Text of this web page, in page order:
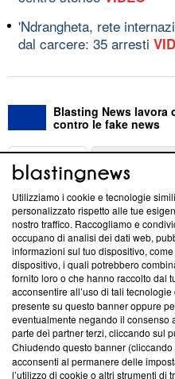
'Ndrangheta, rete
dal carcere: 35 arresti
Blasting News lavora
contro le fake news
ABOUT
Questa sezione offre
News, sui nostri processi
creare news di qualità. Inoltre,
‘Trust Project - News with
ancora membro del
parte; Trust Project non ha
conformità agli standard.
Su di noi
Team editoriale
Utilizziamo i cookie e tecnologie
personalizzato rispetto alle tue
nostro traffico. Raccogliamo e
occupano di analisi dei dati web,
informazioni sul tuo dispositivo,
dispositivo, i quali potrebbero
fornito loro o che hanno raccolto dal
acconsentire all’uso di tali
presente su questo banner oppure
eventualmente negando il consenso
parte dei partner terzi, cliccando sul
Chiudendo questo banner
acconsenti al permanere delle
l’utilizzo di cookie o altri strumenti di